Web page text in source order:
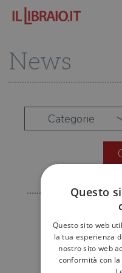
News
Categorie
Questo
Questo sito web
la tua esperienza
nostro sito web
conformità con